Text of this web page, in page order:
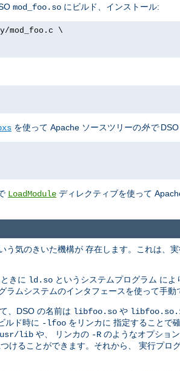
mod_foo.so にビルド、インストール:
mod_foo.c \
を使って Apache ソースツリーの外でDSO
LoadModule ディレクティブを使って
う気のきいた機構が 存在します。これは、
きに ld.so というシステムプログラム に
ラムシステムのインタフェースを使って手動
、DSO の名前は libfoo.so や
ルド時に -lfoo をリンカに 指定することで
lib や、 リンカの -R のようなオプショ
けることができます。それから、 実行プロ